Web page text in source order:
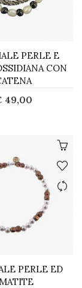
PERLE E
CON
49,00
PERLE ED